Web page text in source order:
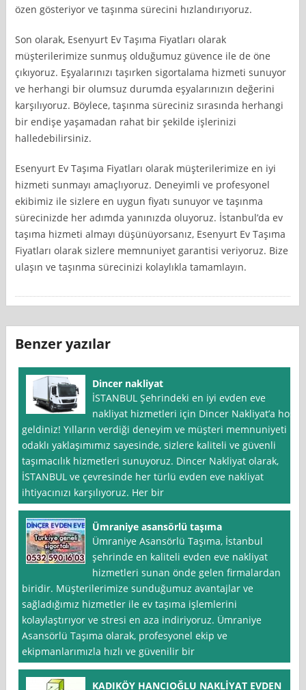
özen gösteriyor ve taşınma sürecini hızlandırıyoruz.
Son olarak, Esenyurt Ev Taşıma Fiyatları olarak
müşterilerimize sunmuş olduğumuz güvence ile de öne
çıkıyoruz. Eşyalarınızı taşırken sigortalama hizmeti sunuyor
ve herhangi bir olumsuz durumda eşyalarınızın değerini
karşılıyoruz. Böylece, taşınma süreciniz sırasında herhangi
bir endişe yaşamadan rahat bir şekilde işlerinizi
halledebilirsiniz.
Esenyurt Ev Taşıma Fiyatları olarak müşterilerimize en iyi
hizmeti sunmayı amaçlıyoruz. Deneyimli ve profesyonel
ekibimiz ile sizlere en uygun fiyatı sunuyor ve taşınma
sürecinizde her adımda yanınızda oluyoruz. İstanbul’da ev
taşıma hizmeti almayı düşünüyorsanız, Esenyurt Ev Taşıma
Fiyatları olarak sizlere memnuniyet garantisi veriyoruz. Bize
ulaşın ve taşınma sürecinizi kolaylıkla tamamlayın.
Benzer yazılar
Dincer nakliyat
İSTANBUL Şehrindeki en iyi evden eve
nakliyat hizmetleri için Dincer Nakliyat’a hoş
geldiniz! Yılların verdiği deneyim ve müşteri memnuniyeti
odaklı yaklaşımımız sayesinde, sizlere kaliteli ve güvenli
taşımacılık hizmetleri sunuyoruz. Dincer Nakliyat olarak,
İSTANBUL ve çevresinde her türlü evden eve nakliyat
ihtiyacınızı karşılıyoruz. Her bir
Ümraniye asansörlü taşıma
Ümraniye Asansörlü Taşıma, İstanbul
şehrinde en kaliteli evden eve nakliyat
hizmetleri sunan önde gelen firmalardan
biridir. Müşterilerimize sunduğumuz avantajlar ve
sağladığımız hizmetler ile ev taşıma işlemlerini
kolaylaştırıyor ve stresi en aza indiriyoruz. Ümraniye
Asansörlü Taşıma olarak, profesyonel ekip ve
ekipmanlarımızla hızlı ve güvenilir bir
KADIKÖY HANCIOĞLU NAKLİYAT EVDEN